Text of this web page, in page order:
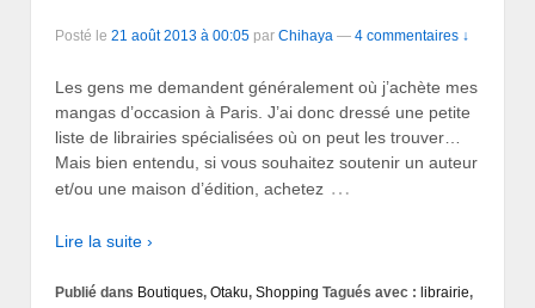
Posté le 21 août 2013 à 00:05 par Chihaya — 4 commentaires ↓
Les gens me demandent généralement où j’achète mes
mangas d’occasion à Paris. J’ai donc dressé une petite
liste de librairies spécialisées où on peut les trouver…
Mais bien entendu, si vous souhaitez soutenir un auteur
et/ou une maison d’édition, achetez …
Lire la suite ›
Publié dans Boutiques, Otaku, Shopping Tagués avec : librairie,